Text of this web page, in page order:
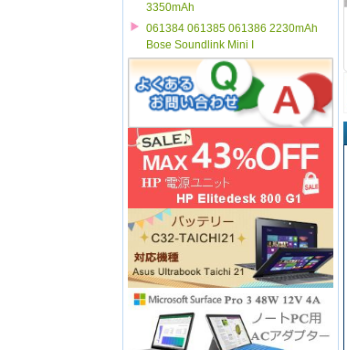
3350mAh
061384 061385 061386 2230mAh
Bose Soundlink Mini I